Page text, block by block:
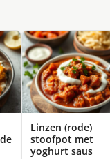
Linzen (rode)
stoofpot met
yoghurt saus